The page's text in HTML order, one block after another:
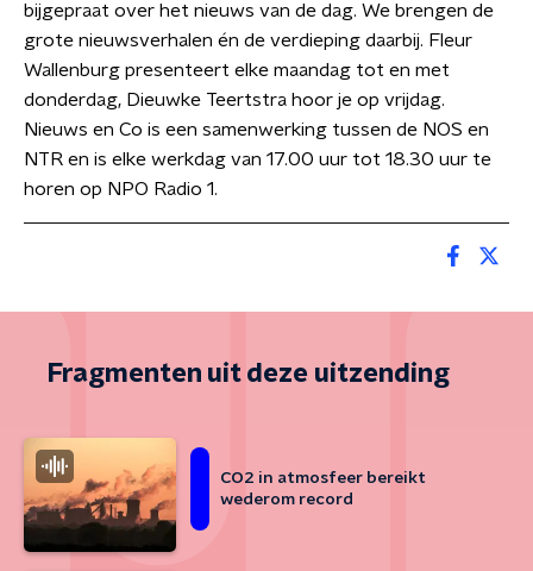
bijgepraat over het nieuws van de dag. We brengen de
grote nieuwsverhalen én de verdieping daarbij. Fleur
Wallenburg presenteert elke maandag tot en met
donderdag, Dieuwke Teertstra hoor je op vrijdag.
Nieuws en Co is een samenwerking tussen de NOS en
NTR en is elke werkdag van 17.00 uur tot 18.30 uur te
horen op NPO Radio 1.
Fragmenten uit deze uitzending
CO2 in atmosfeer bereikt
wederom record